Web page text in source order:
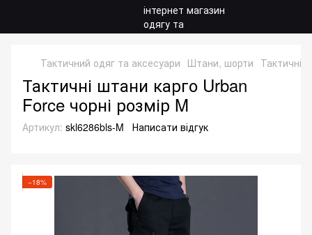
Тактичний одяг та аксесуари Штани, шорти Тактичні
Тактичні штани карго Urban
Force чорні розмір M
Артикул: skl6286bls-M Написати відгук
−18%